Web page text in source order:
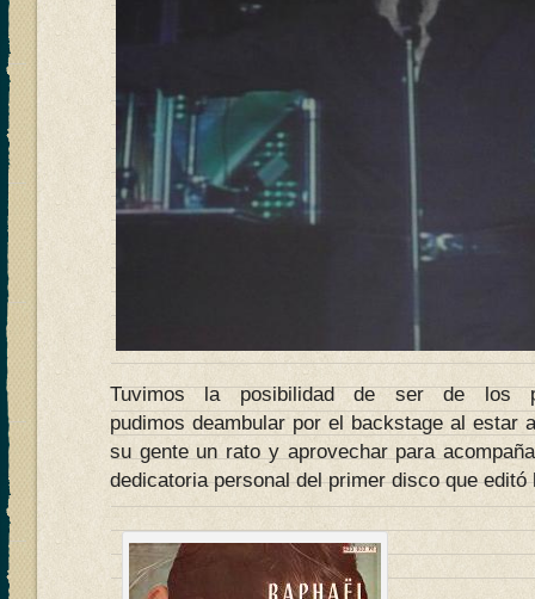
Tuvimos la posibilidad de ser de los
pudimos deambular por el backstage al estar
su gente un rato y aprovechar para
dedicatoria personal del primer disco que